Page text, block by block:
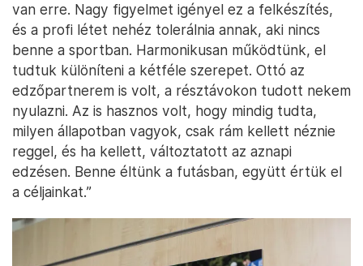
van erre. Nagy figyelmet igényel ez a felkészítés,
és a profi létet nehéz tolerálnia annak, aki nincs
benne a sportban. Harmonikusan működtünk, el
tudtuk különíteni a kétféle szerepet. Ottó az
edzőpartnerem is volt, a résztávokon tudott nekem
nyulazni. Az is hasznos volt, hogy mindig tudta,
milyen állapotban vagyok, csak rám kellett néznie
reggel, és ha kellett, változtatott az aznapi
edzésen. Benne éltünk a futásban, együtt értük el
a céljainkat.”